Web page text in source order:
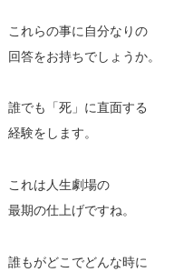
これらの事に自分なりの
回答をお持ちでしょうか。
誰でも「死」に直面する
経験をします。
これは人生劇場の
最期の仕上げですね。
誰もがどこでどんな時に